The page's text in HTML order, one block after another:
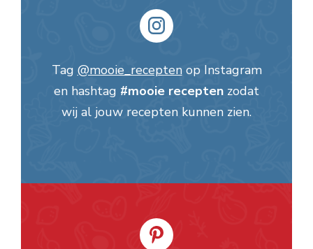
Tag @mooie_receptenop Instagram
en hashtag #mooie recepten zodat
wij al jouw recepten kunnen zien.